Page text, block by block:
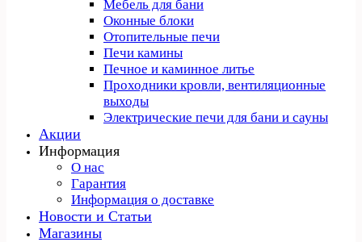
Мебель для бани
Оконные блоки
Отопительные печи
Печи камины
Печное и каминное литье
Проходники кровли, вeнтиляционные
выходы
Электрические печи для бани и сауны
Акции
Информация
О нас
Гарантия
Информация о доставке
Новости и Статьи
Магазины